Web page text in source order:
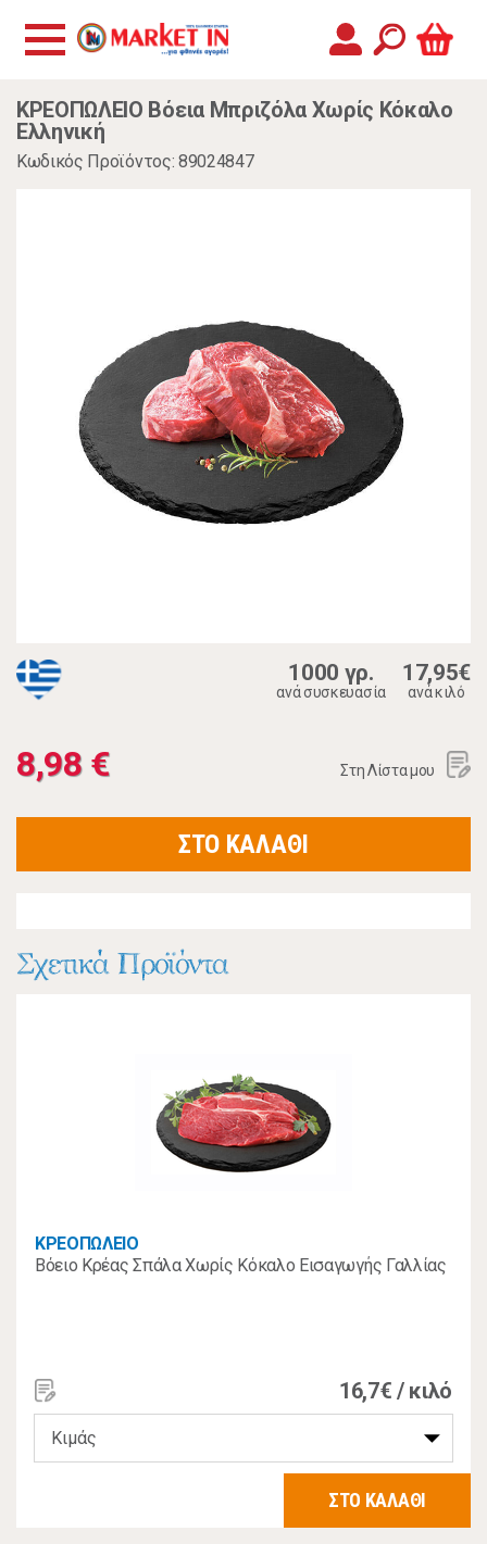
ΚΡΕΟΠΩΛΕΙΟ Βόεια Μπριζόλα Χωρίς Κόκαλο
Ελληνική
Κωδικός Προϊόντος: 89024847
1000 γρ.
ανά συσκευασία
17,95€
ανά κιλό
8,98 € Στη Λίστα μου
ΣΤΟ ΚΑΛΑΘΙ
Σχετικά Προϊόντα
ΚΡΕΟΠΩΛΕΙΟ
Βόειο Κρέας Σπάλα Χωρίς Κόκαλο Εισαγωγής Γαλλίας
16,7€ / κιλό
ΣΤΟ ΚΑΛΑΘΙ